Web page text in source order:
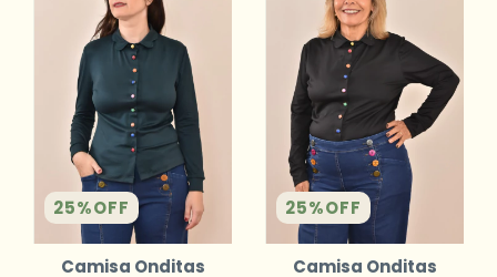
25%OFF
Camisa Onditas
25%OFF
Camisa Onditas